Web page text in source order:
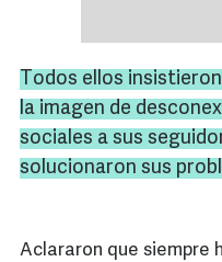
Todos ellos
la imagen de
sociales a sus
solucionaron sus
Aclararon que siempre